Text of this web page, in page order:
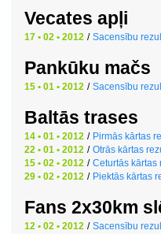
Vecates apļi
17 • 02 • 2012 / Sacensību
Pankūku mačs
15 • 01 • 2012 / Sacensību
Baltās trases
14 • 01 • 2012 / Pirmās kārtas
22 • 01 • 2012 / Otrās kārtas
15 • 02 • 2012 / Ceturtās kārtas
29 • 02 • 2012 / Piektās kārtas
Fans 2x30km
12 • 02 • 2012 / Sacensību